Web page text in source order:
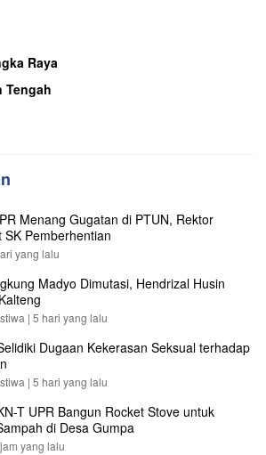
Raya
Tengah
Menang Gugatan di PTUN, Rektor
SK Pemberhentian
yang lalu
Madyo Dimutasi, Hendrizal Husin
| 5 hari yang lalu
Dugaan Kekerasan Seksual terhadap
| 5 hari yang lalu
T UPR Bangun Rocket Stove untuk
di Desa Gumpa
yang lalu